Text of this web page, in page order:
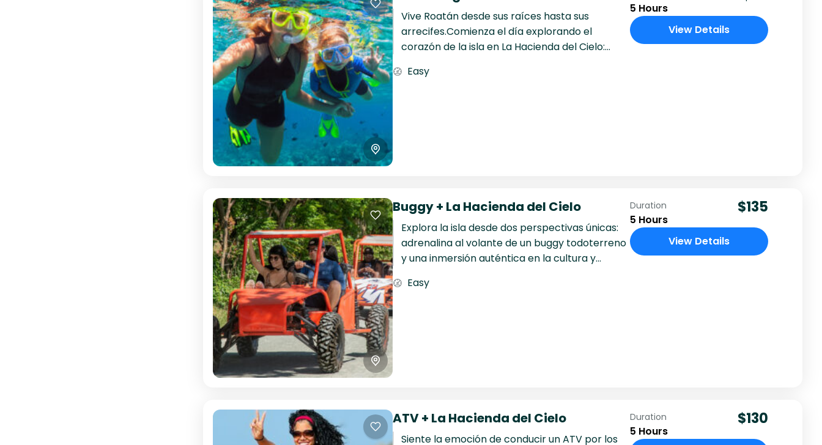
Vive Roatán desde sus raíces hasta sus
arrecifes.Comienza el día explorando el
corazón de la isla en La Hacienda del Cielo:
Easy
5 Hours
View Details
Buggy + La Hacienda del Cielo
Explora la isla desde dos perspectivas únicas:
adrenalina al volante de un buggy todoterreno
y una inmersión auténtica en la cultura y
Easy
Duration
5 Hours
$135
View Details
ATV + La Hacienda del Cielo
Siente la emoción de conducir un ATV por los
Duration
5 Hours
$130